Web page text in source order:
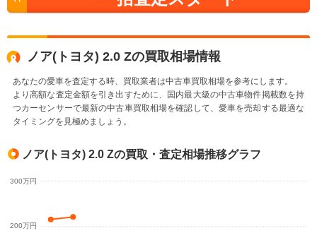
ノア(トヨタ) 2.0 Zの買取相場情報
あなたの愛車を査定する時、買取業者は中古車買取相場を参考にします。
より高額な査定金額を引き出すために、国内最大級の中古車物件掲載数を持
つカーセンサーで最新の中古車買取相場を確認して、愛車を売却する最適な
タイミングを見極めましょう。
ノア(トヨタ) 2.0 Zの買取・査定相場推移グラフ